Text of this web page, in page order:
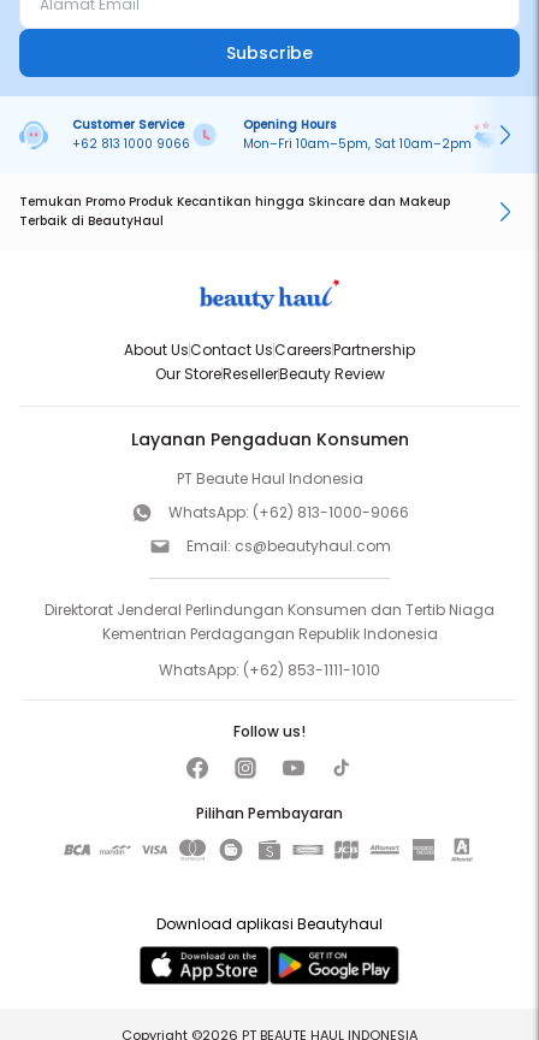
Subscribe
Customer Service
+62 813 1000 9066
Opening Hours
Mon–Fri 10am–5pm, Sat 10am–2pm
Temukan Promo Produk Kecantikan hingga Skincare dan Makeup
Terbaik di BeautyHaul
About UsContact UsCareersPartnership
Our StoreResellerBeauty Review
Layanan Pengaduan Konsumen
PT Beaute Haul Indonesia
WhatsApp: (+62) 813-1000-9066
Email: cs@beautyhaul.com
Direktorat Jenderal Perlindungan Konsumen dan Tertib Niaga
Kementrian Perdagangan Republik Indonesia
WhatsApp: (+62) 853-1111-1010
Pilihan Pembayaran
Follow us!
Download aplikasi Beautyhaul
Copyright ©2026 PT BEAUTE HAUL INDONESIA